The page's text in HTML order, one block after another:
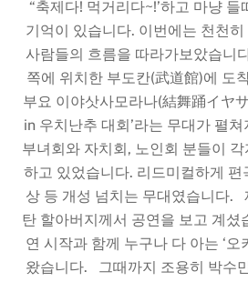
“축제다! 먹거리다~!’하고 마냥
기억이 있습니다. 이번에는 천천
사람들의 흐름을 따라가보았습니
쪽에 위치한 부도칸(武道館)에 도
부요 이야삿사모라나(結舞踊イヤ
in 우치난추 대회’라는 무대가 펼
부녀회와 자치회, 노인회 분들이
하고 있었습니다. 리드미컬하게 편
상 등 개성 넘치는 무대였습니다.
탄 할아버지께서 공연을 보고 계셨
연 시작과 함께 누구나 다 아는 ‘오
왔습니다. 그때까지 조용히 박수